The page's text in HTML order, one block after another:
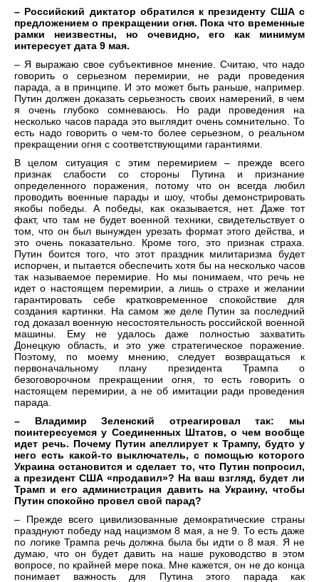
– Российский диктатор обратился к президенту США с
предложением о прекращении огня. Пока что временные
рамки неизвестны, но очевидно, его как минимум
интересует дата 9 мая.
– Я выражаю свое субъективное мнение. Считаю, что надо
говорить о серьезном перемирии, не ради проведения
парада, а в принципе. И это может быть раньше, например.
Путин должен доказать серьезность своих намерений, в чем
я очень глубоко сомневаюсь. Но ради проведения на
несколько часов парада это выглядит очень сомнительно. То
есть надо говорить о чем-то более серьезном, о реальном
прекращении огня с соответствующими гарантиями.
В целом ситуация с этим перемирием – прежде всего
признак слабости со стороны Путина и признание
определенного поражения, потому что он всегда любил
проводить военные парады и шоу, чтобы демонстрировать
якобы победы. А победы, как оказывается, нет. Даже тот
факт, что там не будет военной техники, свидетельствует о
том, что он был вынужден урезать формат этого действа, и
это очень показательно. Кроме того, это признак страха.
Путин боится того, что этот праздник милитаризма будет
испорчен, и пытается обеспечить хотя бы на несколько часов
так называемое перемирие. Но мы понимаем, что речь не
идет о настоящем перемирии, а лишь о страхе и желании
гарантировать себе кратковременное спокойствие для
создания картинки. На самом же деле Путин за последний
год доказал военную несостоятельность российской военной
машины. Ему не удалось даже полностью захватить
Донецкую область, и это уже стратегическое поражение.
Поэтому, по моему мнению, следует возвращаться к
первоначальному плану президента Трампа о
безоговорочном прекращении огня, то есть говорить о
настоящем перемирии, а не об имитации ради проведения
парада.
– Владимир Зеленский отреагировал так: мы
поинтересуемся у Соединенных Штатов, о чем вообще
идет речь. Почему Путин апеллирует к Трампу, будто у
него есть какой-то выключатель, с помощью которого
Украина остановится и сделает то, что Путин попросил,
а президент США «продавил»? На ваш взгляд, будет ли
Трамп и его администрация давить на Украину, чтобы
Путин спокойно провел свой парад?
– Прежде всего цивилизованные демократические страны
празднуют победу над нацизмом 8 мая, а не 9. То есть даже
по логике Трампа речь должна была бы идти о 8 мая. Я не
думаю, что он будет давить на наше руководство в этом
вопросе, по крайней мере пока. Мне кажется, он не до конца
понимает важность для Путина этого парада как